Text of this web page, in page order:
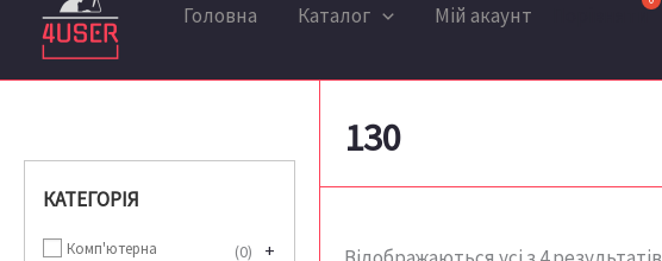
Головна Каталог Мій акаунт Порівняти
КАТЕГОРІЯ
Комп'ютерна
+
0
130